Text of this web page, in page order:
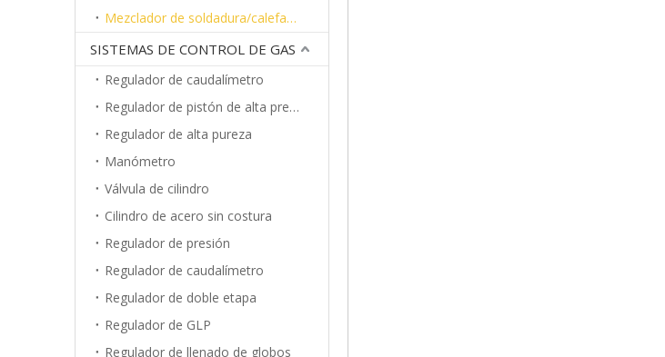
Mezclador de soldadura/calefacción
SISTEMAS DE CONTROL DE GAS
Regulador de caudalímetro
Regulador de pistón de alta presión
Regulador de alta pureza
Manómetro
Válvula de cilindro
Cilindro de acero sin costura
Regulador de presión
Regulador de caudalímetro
Regulador de doble etapa
Regulador de GLP
Regulador de llenado de globos